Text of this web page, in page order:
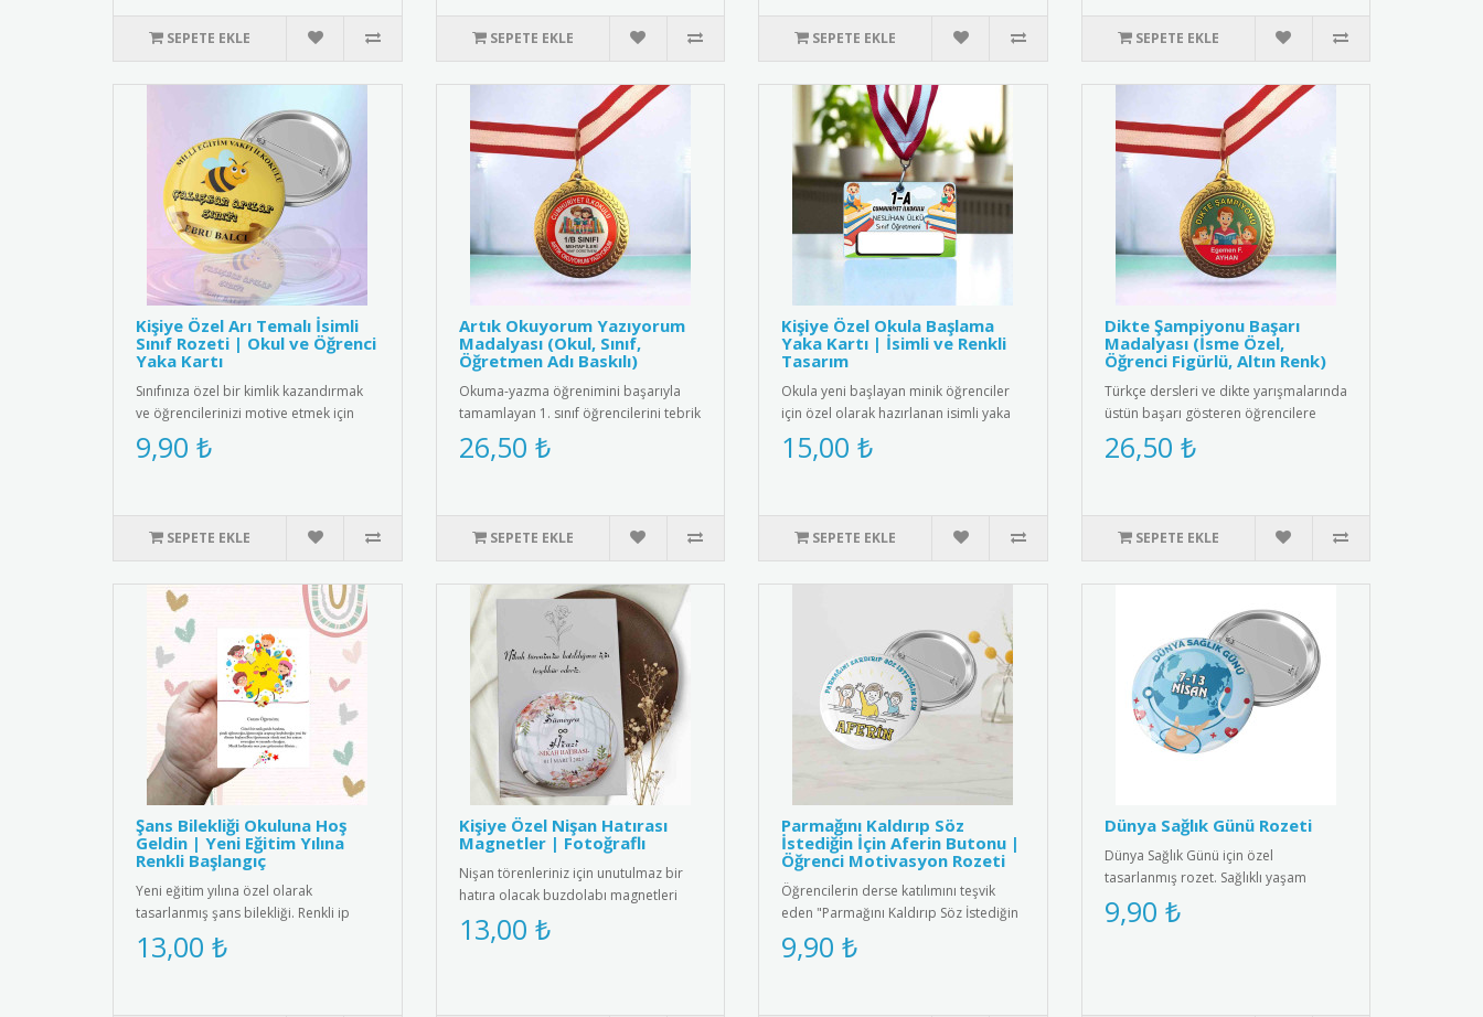
SEPETE EKLE SEPETE EKLE SEPETE EKLE SEPETE EKLE
Kişiye Özel Arı Temalı İsimli
Sınıf Rozeti | Okul ve Öğrenci
Yaka Kartı
Sınıfınıza özel bir kimlik kazandırmak
ve öğrencilerinizi motive etmek için
harika bir yol! Sevimli ..
9,90 ₺
SEPETE EKLE
Artık Okuyorum Yazıyorum
Madalyası (Okul, Sınıf,
Öğretmen Adı Baskılı)
Okuma-yazma öğrenimini başarıyla
tamamlayan 1. sınıf öğrencilerini tebrik
etmek için tasarlanmış öze..
26,50 ₺
SEPETE EKLE
Kişiye Özel Okula Başlama
Yaka Kartı | İsimli ve Renkli
Tasarım
Okula yeni başlayan minik öğrenciler
için özel olarak hazırlanan isimli yaka
kartları ile okula başl..
15,00 ₺
SEPETE EKLE
Dikte Şampiyonu Başarı
Madalyası (İsme Özel,
Öğrenci Figürlü, Altın Renk)
Türkçe dersleri ve dikte yarışmalarında
üstün başarı gösteren öğrencilere
özel, kişiselleştirilmiş m..
26,50 ₺
SEPETE EKLE
Şans Bilekliği Okuluna Hoş
Geldin | Yeni Eğitim Yılına
Renkli Başlangıç
Yeni eğitim yılına özel olarak
tasarlanmış şans bilekliği. Renkli ip
yapısı ve zarif boncuk detayıyl..
13,00 ₺
Kişiye Özel Nişan Hatırası
Magnetler | Fotoğraflı
Nişan törenleriniz için unutulmaz bir
hatıra olacak buzdolabı magnetleri
kişiye özel olarak tasarlan..
13,00 ₺
Parmağını Kaldırıp Söz
İstediğin İçin Aferin Butonu |
Öğrenci Motivasyon Rozeti
Öğrencilerin derse katılımını teşvik
eden "Parmağını Kaldırıp Söz İstediğin
İçin Aferin" yazılı moti..
9,90 ₺
Dünya Sağlık Günü Rozeti
Dünya Sağlık Günü için özel
tasarlanmış rozet. Sağlıklı yaşam
bilincini yaymak için ideal aksesuar.R..
9,90 ₺